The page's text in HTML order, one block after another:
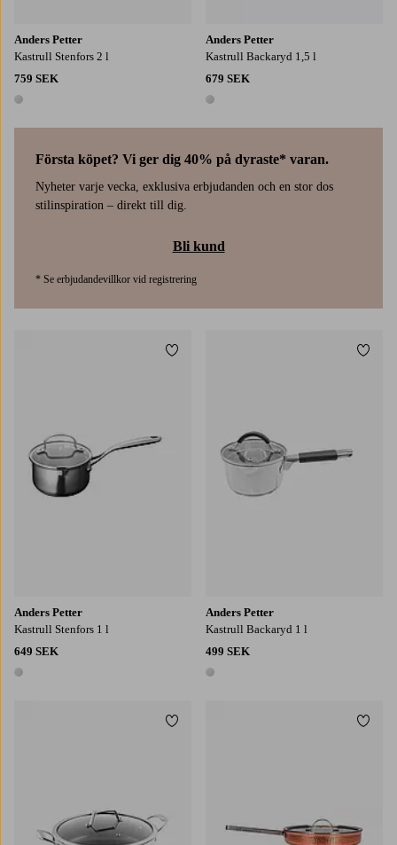
Anders Petter
Kastrull Stenfors 2 l
759 SEK
1 färg
Anders Petter
Kastrull Backaryd 1,5 l
679 SEK
1 färg
Första köpet? Vi ger dig 40% på dyraste* varan.
Nyheter varje vecka, exklusiva erbjudanden och en stor dos
stilinspiration – direkt till dig.
Bli kund
* Se erbjudandevillkor vid registrering
Anders Petter
Kastrull Stenfors 1 l
649 SEK
1 färg
Lägg till i favoriter
Anders Petter
Kastrull Backaryd 1 l
499 SEK
1 färg
Lägg till i favoriter